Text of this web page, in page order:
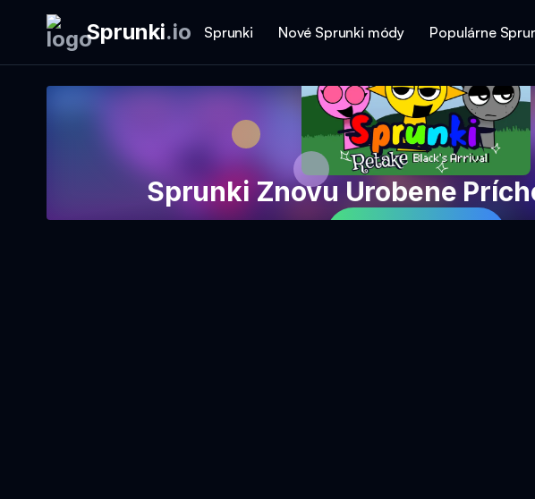
Sprunki.io Sprunki Nové Sprunki módy Populárne
Sprunki Znovu Urobene